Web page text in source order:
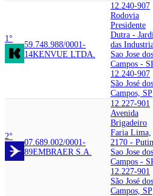
1°
59.748.988/0001-
14KENVUE LTDA.
12.240-907
Rodovia
Presidente
Dutra -
das
Sao Jose dos
Campos -
12.240-907
São José dos
Campos, SP
2°
07.689.002/0001-
89EMBRAER S.A.
12.227-901
Avenida
Brigadeiro
Faria Lima,
2170 -
Sao Jose dos
Campos -
12.227-901
São José dos
Campos, SP